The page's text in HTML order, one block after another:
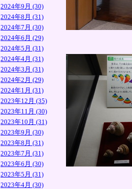
2024年9月 (30)
2024年8月 (31)
2024年7月 (30)
2024年6月 (29)
2024年5月 (31)
2024年4月 (31)
2024年3月 (31)
2024年2月 (29)
2024年1月 (31)
2023年12月 (35)
2023年11月 (30)
2023年10月 (31)
2023年9月 (30)
2023年8月 (31)
2023年7月 (31)
2023年6月 (30)
2023年5月 (31)
2023年4月 (30)